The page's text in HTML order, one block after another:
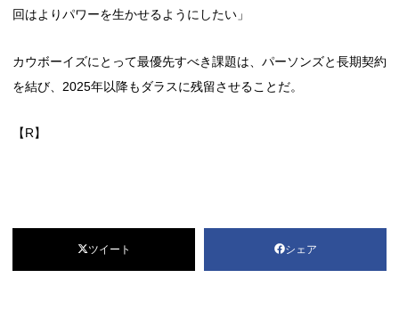
回はよりパワーを生かせるようにしたい」
カウボーイズにとって最優先すべき課題は、パーソンズと長期契約
を結び、2025年以降もダラスに残留させることだ。
【R】
ツイート シェア